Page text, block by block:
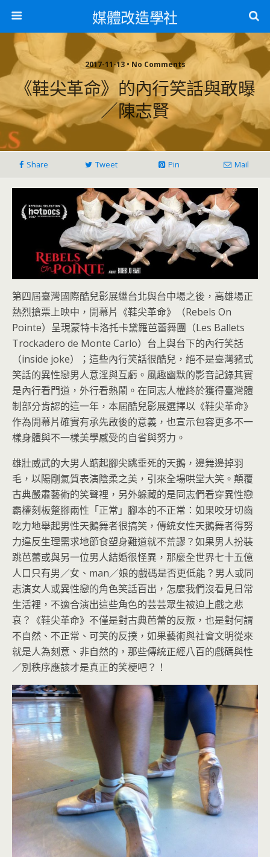
媒體改造學社
2017-11-13 • No Comments
《鞋尖革命》的內行笑話與敢曝
／陳志賢
Share Tweet Pin Mail
第四屆臺灣國際酷兒影展繼台北與台中場之後，高雄場正
熱烈搶票上映中，開幕片《鞋尖革命》（Rebels On
Pointe）呈現蒙特卡洛托卡黛羅芭蕾舞團（Les Ballets
Trockadero de Monte Carlo）台上與台下的內行笑話
（inside joke）；這些內行笑話很酷兒，絕不是臺灣豬式
笑話的異性戀男人意淫與互虧。風趣幽默的影音記錄其實
是內行看門道，外行看熱鬧。在同志人權終於獲得臺灣體
制部分肯認的這一年，本屆酷兒影展選擇以《鞋尖革命》
作為開幕片確實有承先啟後的意義，也宣示包容更多不一
樣身體與不一樣美學感受的自省與努力。
雄壯威武的大男人踮起腳尖跳垂死的天鵝，邊舞邊掉羽
毛，以陽剛氣質表演陰柔之美，引來全場哄堂大笑。顛覆
古典嚴肅藝術的笑聲裡，另外躲藏的是同志們看穿異性戀
霸權刻板蹩腳兩性「正常」腳本的不正常：如果咬牙切齒
吃力地舉起男性天鵝舞者很搞笑，傳統女性天鵝舞者得努
力違反生理需求地節食塑身難道就不荒謬？如果男人扮裝
跳芭蕾或與另一位男人結婚很怪異，那麼全世界七十五億
人口只有男／女、man／娘的戲碼是否更低能？男人或同
志演女人或異性戀的角色笑話百出，怎麼我們沒看見日常
生活裡，不適合演出這些角色的芸芸眾生被迫上戲之悲
哀？《鞋尖革命》不僅是對古典芭蕾的反叛，也是對何謂
不自然、不正常、可笑的反撲，如果藝術與社會文明從來
就是人為刻意、非自然的，那些傳統正經八百的戲碼與性
／別秩序應該才是真正的笑梗吧？！